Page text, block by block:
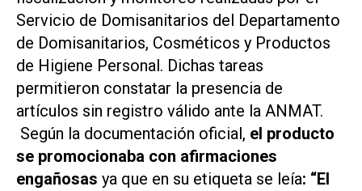
Servicio de Domisanitarios del Departamento
de Domisanitarios, Cosméticos y Productos
de Higiene Personal. Dichas tareas
permitieron constatar la presencia de
artículos sin registro válido ante la ANMAT.
Según la documentación oficial, el producto
se promocionaba con afirmaciones
engañosas ya que en su etiqueta se leía: “El